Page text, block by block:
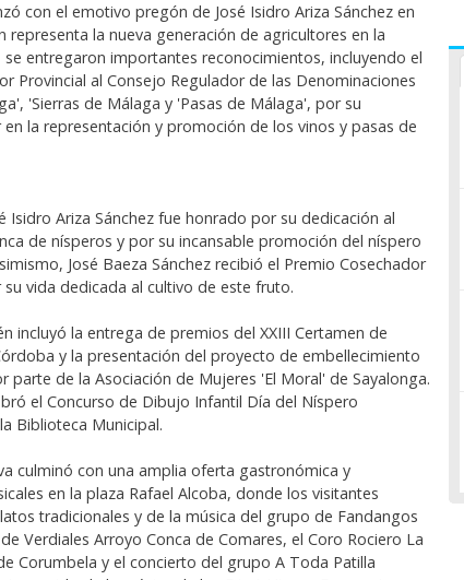
con el emotivo pregón de José Isidro Ariza Sánchez en
representa la nueva generación de agricultores en la
se entregaron importantes reconocimientos, incluyendo el
Provincial al Consejo Regulador de las Denominaciones
'Sierras de Málaga y 'Pasas de Málaga', por su
la representación y promoción de los vinos y pasas de
Isidro Ariza Sánchez fue honrado por su dedicación al
de nísperos y por su incansable promoción del níspero
José Baeza Sánchez recibió el Premio Cosechador
vida dedicada al cultivo de este fruto.
incluyó la entrega de premios del XXIII Certamen de
y la presentación del proyecto de embellecimiento
parte de la Asociación de Mujeres 'El Moral' de Sayalonga.
el Concurso de Dibujo Infantil Día del Níspero
Biblioteca Municipal.
culminó con una amplia oferta gastronómica y
en la plaza Rafael Alcoba, donde los visitantes
tradicionales y de la música del grupo de Fandangos
Verdiales Arroyo Conca de Comares, el Coro Rociero La
Corumbela y el concierto del grupo A Toda Patilla